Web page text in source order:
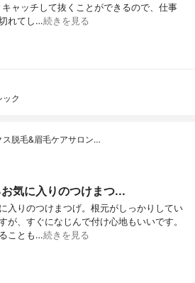
ャッチして抜くことができるので、仕事
れてし…続きを見る
ク
ス脱毛&眉毛ケアサロン…
気に入りのつけまつ...
入りのつけまつげ。根元がしっかりしてい
が、すぐになじんで付け心地もいいです。
ことも…続きを見る